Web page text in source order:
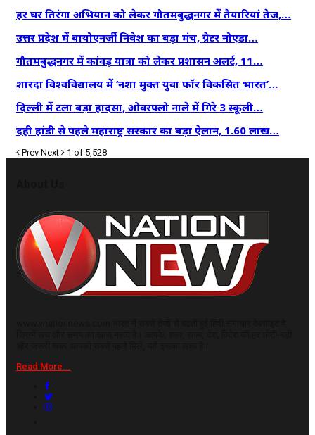
हर घर तिरंगा अभियान को लेकर गौतमबुद्धनगर में तैयारियां तेज,…
उत्तर प्रदेश में बायोएनर्जी निवेश का बड़ा मंच, ग्रेटर नोएडा…
गौतमबुद्धनगर में कांवड़ यात्रा को लेकर प्रशासन अलर्ट, 11…
शारदा विश्वविद्यालय में ‘नशा मुक्त युवा फॉर विकसित भारत’…
दिल्ली में टला बड़ा हादसा, ओवरफ्लो नाले में गिरे 3 स्कूली…
दही हांडी से पहले महाराष्ट्र सरकार का बड़ा ऐलान, 1.60 लाख…
Prev Next 1 of 5,528
Read More...